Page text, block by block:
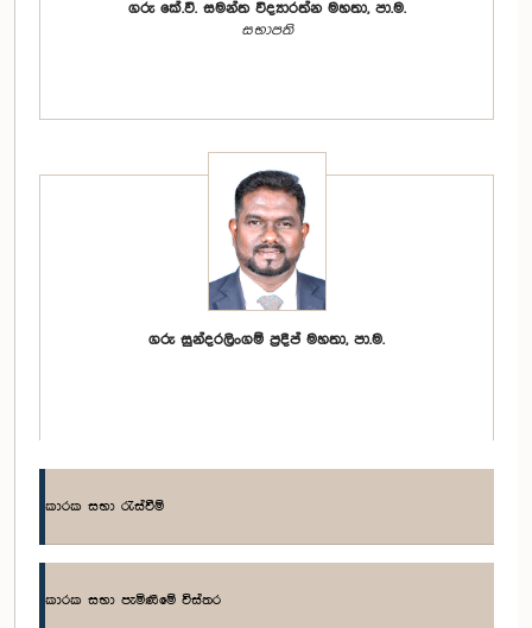
ගරු කේ.වී. සමන්ත විද්‍යාරත්න මහතා, පා.ම.
සභාපති
ගරු සුන්දරලිංගම් ප්‍රදීප් මහතා, පා.ම.
කාරක සභා රැස්වීම්
කාරක සභා පැමිණීමේ විස්තර